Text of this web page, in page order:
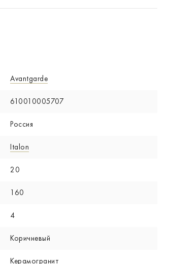
Avantgarde
610010005707
Россия
Italon
20
160
4
Коричневый
Керамогранит